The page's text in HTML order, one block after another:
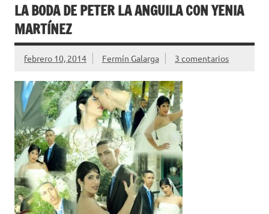
LA BODA DE PETER LA ANGUILA CON YENIA
MARTÍNEZ
febrero 10, 2014 Fermín Galarga 3 comentarios